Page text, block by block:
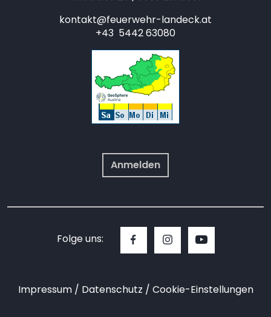
kontakt@feuerwehr-landeck.at
+43 5442 63080
Anmelden
Folge uns:
Impressum Datenschutz Cookie-Einstellungen